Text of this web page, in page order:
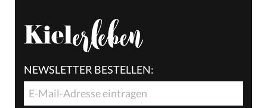
NEWSLETTER BESTELLEN: